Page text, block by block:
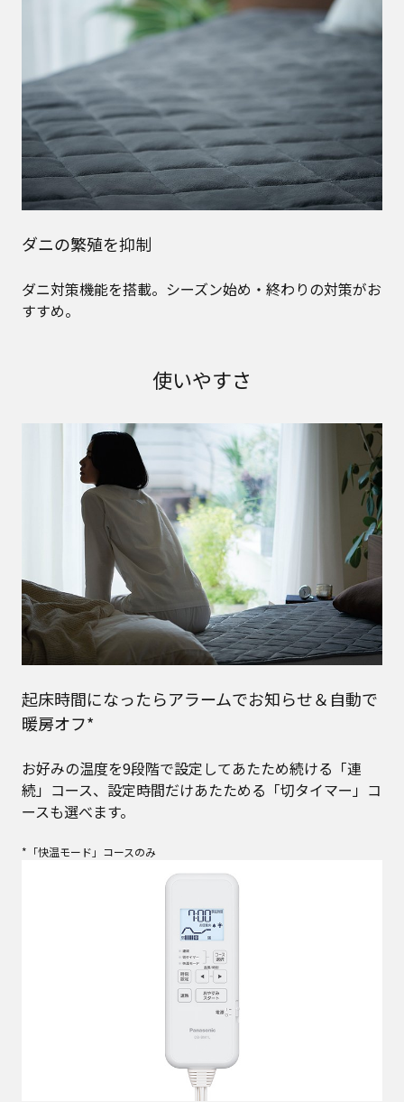
ダニの繁殖を抑制
ダニ対策機能を搭載。シーズン始め・終わりの対策がお
すすめ。
使いやすさ
起床時間になったらアラームでお知らせ＆自動で
暖房オフ*
お好みの温度を9段階で設定してあたため続ける「連
続」コース、設定時間だけあたためる「切タイマー」コ
ースも選べます。
*「快温モード」コースのみ